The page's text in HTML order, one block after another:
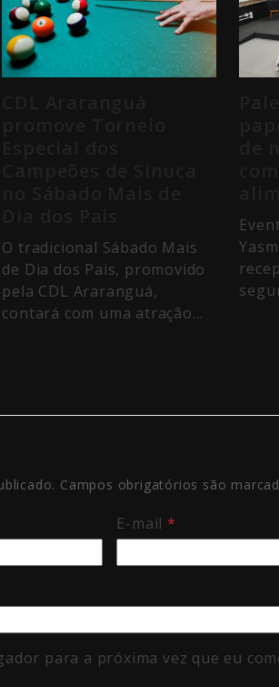
O tradicional Sábado Mais
de Dia dos Pais, promovido
pela CDL Araranguá,
contará com uma atração…
Campos obrigatórios são
E-mail *
para a próxima vez que eu